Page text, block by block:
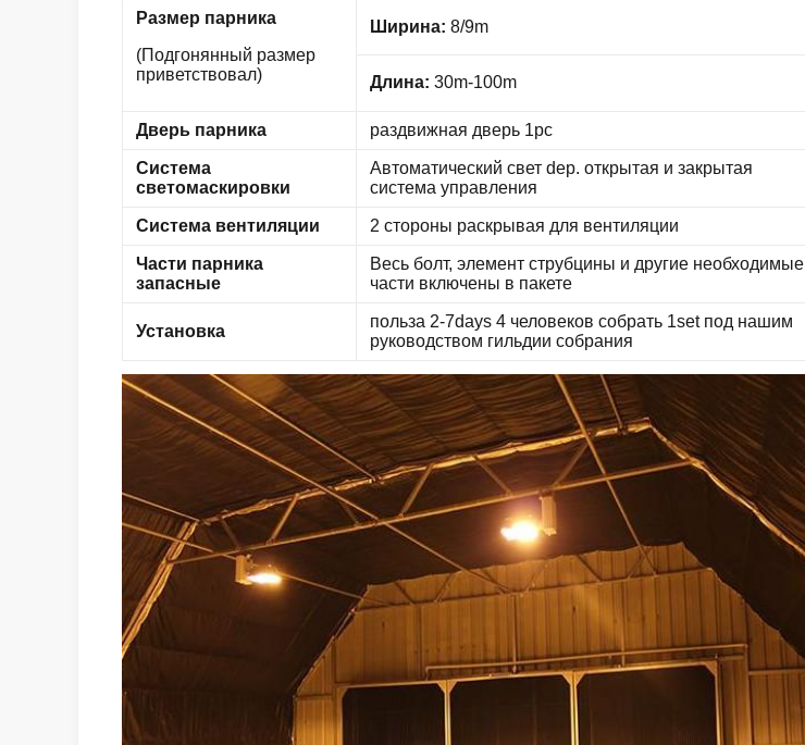
Размер парника
(Подгонянный размер
приветствовал)
Ширина: 8/9m
Длина: 30m-100m
Дверь парника раздвижная дверь 1pc
Система
светомаскировки
Автоматический свет dep. открытая и закрытая
система управления
Система вентиляции 2 стороны раскрывая для вентиляции
Части парника
запасные
Весь болт, элемент струбцины и другие необходимые
части включены в пакете
Установка
польза 2-7days 4 человеков собрать 1set под нашим
руководством гильдии собрания